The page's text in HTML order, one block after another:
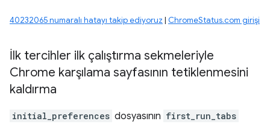
40232065 numaralı hatayı takip ediyoruz | ChromeStatus.com girişi
İlk tercihler ilk çalıştırma sekmeleriyle
Chrome karşılama sayfasının tetiklenmesini
kaldırma
initial_preferences dosyasının first_run_tabs